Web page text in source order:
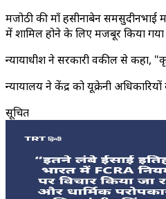
मजोठी की माँ हसीनाबेन समसुदीनभाई
में शामिल होने के लिए मजबूर किया गया
न्यायाधीश ने सरकारी वकील से कहा,
न्यायालय ने केंद्र को यूक्रेनी
सूचित